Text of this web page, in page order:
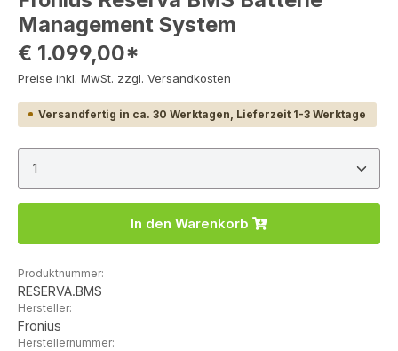
Management System
€ 1.099,00*
Preise inkl. MwSt. zzgl. Versandkosten
Versandfertig in ca. 30 Werktagen, Lieferzeit 1-3 Werktage
Produkt Anzahl: Gib den gewünschten Wert ein
In den Warenkorb
Produktnummer:
RESERVA.BMS
Hersteller:
Fronius
Herstellernummer: